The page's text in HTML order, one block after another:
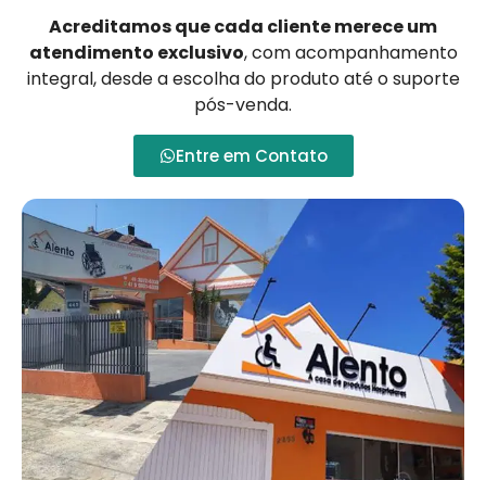
Acreditamos que cada cliente merece um
atendimento exclusivo, com acompanhamento
integral, desde a escolha do produto até o suporte
pós-venda.
Entre em Contato